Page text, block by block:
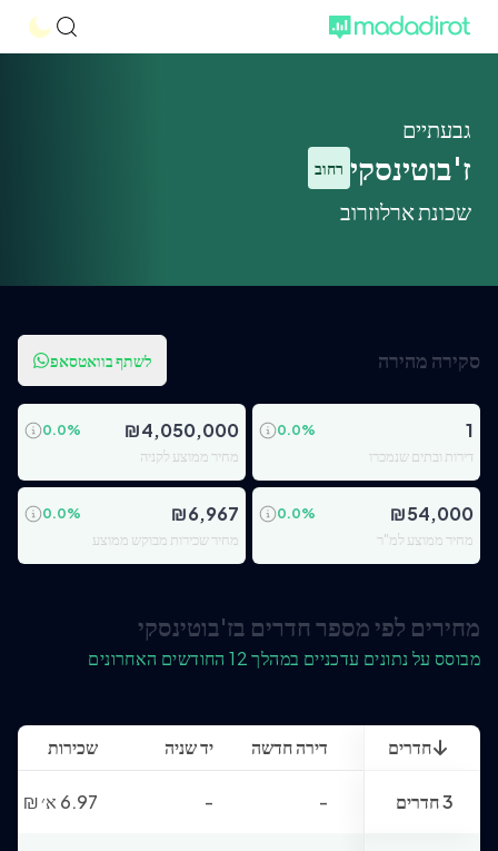
גבעתיים
ז'בוטינסקי רחוב
שכונת ארלוזרוב
סקירה מהירה לשתף בוואטסאפ
1
0.0%
דירות ובתים שנמכרו
₪4,050,000
0.0%
מחיר ממוצע לקניה
₪54,000
0.0%
מחיר ממוצע למ"ר
₪6,967
0.0%
מחיר שכירות מבוקש ממוצע
מחירים לפי מספר חדרים בז'בוטינסקי
מבוסס על נתונים עדכניים במהלך 12 החודשים האחרונים
חדרים דירה חדשה יד שניה שכירות
3 חדרים -
- 6.97 א׳ ₪